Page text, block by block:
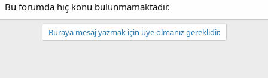
Bu forumda hiç konu bulunmamaktadır.
Buraya mesaj yazmak için üye olmanız gereklidir.